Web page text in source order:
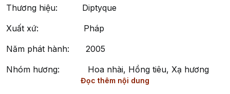
Thương hiệu: Diptyque
Xuất xứ: Pháp
Năm phát hành: 2005
Nhóm hương: Hoa nhài, Hồng tiêu, Xạ hương
Đọc thêm nội dung